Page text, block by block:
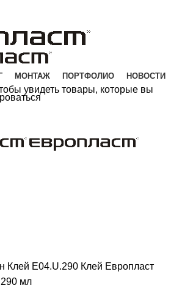
МОНТАЖ ПОРТФОЛИО
НОВОСТИ
Клей E04.U.290 Клей Европласт
мл
увидеть товары, которые вы